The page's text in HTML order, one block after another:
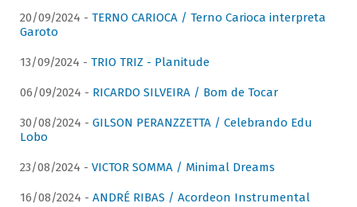
20/09/2024 - TERNO CARIOCA / Terno Carioca interpreta
Garoto
13/09/2024 - TRIO TRIZ - Planitude
06/09/2024 - RICARDO SILVEIRA / Bom de Tocar
30/08/2024 - GILSON PERANZZETTA / Celebrando Edu
Lobo
23/08/2024 - VICTOR SOMMA / Minimal Dreams
16/08/2024 - ANDRÉ RIBAS / Acordeon Instrumental